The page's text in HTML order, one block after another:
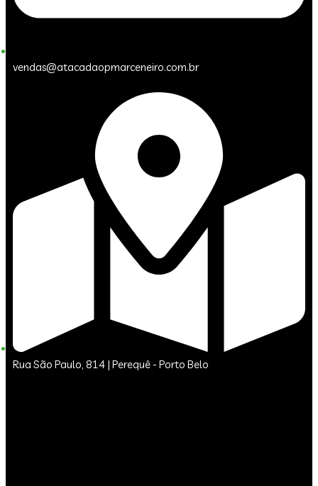
vendas@atacadaopmarceneiro.com.br
Rua São Paulo, 814 | Perequê - Porto Belo